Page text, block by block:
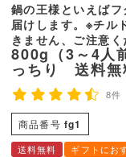
鍋の王様といえば
届けします。※チル
きません、ご注意く
800g（3～4
っちり 送料
8件
商品番号 fg1
送料無料
ギフトにお